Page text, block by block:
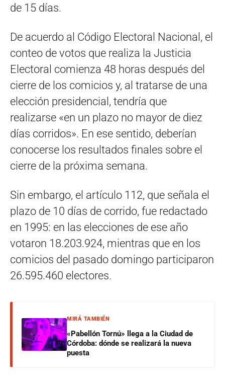
de 15 días.
De acuerdo al Código Electoral Nacional, el
conteo de votos que realiza la Justicia
Electoral comienza 48 horas después del
cierre de los comicios y, al tratarse de una
elección presidencial, tendría que
realizarse «en un plazo no mayor de diez
días corridos». En ese sentido, deberían
conocerse los resultados finales sobre el
cierre de la próxima semana.
Sin embargo, el artículo 112, que señala el
plazo de 10 días de corrido, fue redactado
en 1995: en las elecciones de ese año
votaron 18.203.924, mientras que en los
comicios del pasado domingo participaron
26.595.460 electores.
MIRÁ TAMBIÉN
«Pabellón Tornú» llega a la Ciudad de
Córdoba: dónde se realizará la nueva
puesta